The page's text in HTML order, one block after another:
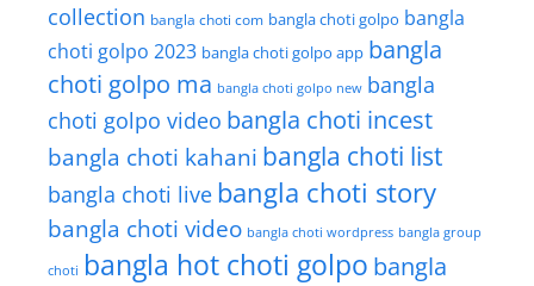
collection bangla choti com bangla choti golpo bangla
choti golpo 2023 bangla choti golpo app bangla
choti golpo ma bangla choti golpo new bangla
choti golpo video bangla choti incest
bangla choti kahani bangla choti list
bangla choti live bangla choti story
bangla choti video bangla choti wordpress bangla group
choti bangla hot choti golpo bangla